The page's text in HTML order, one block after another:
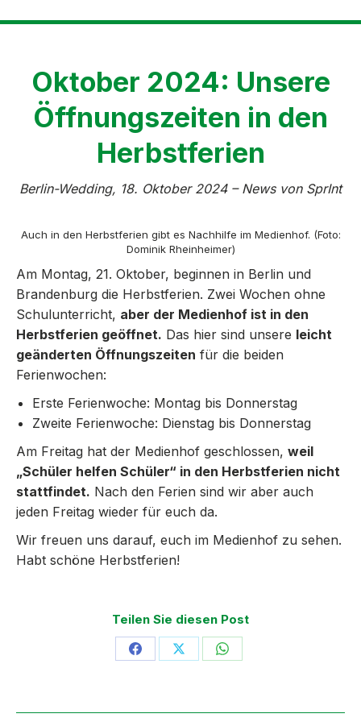
Oktober 2024: Unsere
Öffnungszeiten in den
Herbstferien
Berlin-Wedding, 18. Oktober 2024 – News von SprInt
Auch in den Herbstferien gibt es Nachhilfe im Medienhof. (Foto:
Dominik Rheinheimer)
Am Montag, 21. Oktober, beginnen in Berlin und
Brandenburg die Herbstferien. Zwei Wochen ohne
Schulunterricht, aber der Medienhof ist in den
Herbstferien geöffnet. Das hier sind unsere leicht
geänderten Öffnungszeiten für die beiden
Ferienwochen:
Erste Ferienwoche: Montag bis Donnerstag
Zweite Ferienwoche: Dienstag bis Donnerstag
Am Freitag hat der Medienhof geschlossen, weil
„Schüler helfen Schüler“ in den Herbstferien nicht
stattfindet. Nach den Ferien sind wir aber auch
jeden Freitag wieder für euch da.
Wir freuen uns darauf, euch im Medienhof zu sehen.
Habt schöne Herbstferien!
Teilen Sie diesen Post
Share Share Share